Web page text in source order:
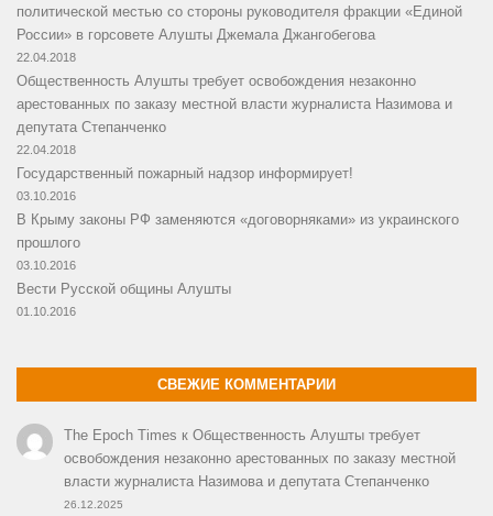
политической местью со стороны руководителя фракции «Единой
России» в горсовете Алушты Джемала Джангобегова
22.04.2018
Общественность Алушты требует освобождения незаконно
арестованных по заказу местной власти журналиста Назимова и
депутата Степанченко
22.04.2018
Государственный пожарный надзор информирует!
03.10.2016
В Крыму законы РФ заменяются «договорняками» из украинского
прошлого
03.10.2016
Вести Русской общины Алушты
01.10.2016
СВЕЖИЕ КОММЕНТАРИИ
The Epoch Times к Общественность Алушты требует
освобождения незаконно арестованных по заказу местной
власти журналиста Назимова и депутата Степанченко
26.12.2025